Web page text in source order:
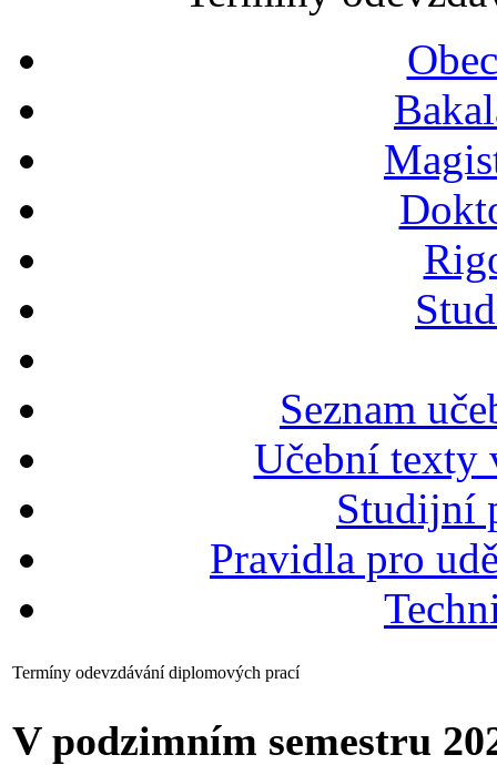
Seznam
Učební texty
Studijní
Pravidla pro
Termíny odevzdávání diplomových prací
V podzimním semestru